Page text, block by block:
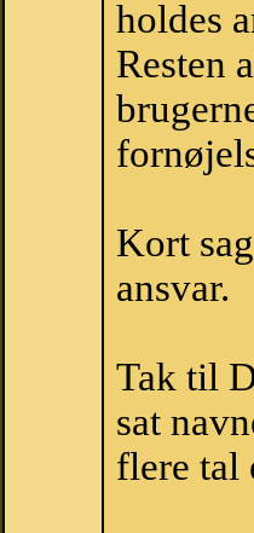
holdes
Resten
Kort
ansvar.
Tak til
sat
flere tal